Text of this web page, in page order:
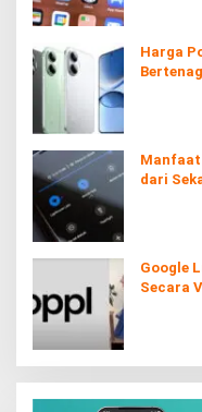
Harga
Manfaat
dari
Google
Secara